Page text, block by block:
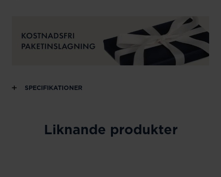
SPECIFIKATIONER
Liknande produkter